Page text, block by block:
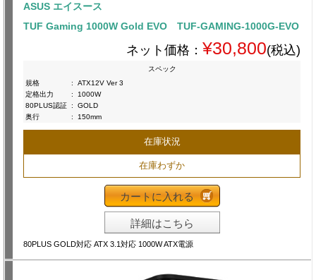
ASUS エイスース
TUF Gaming 1000W Gold EVO TUF-GAMING-1000G-EVO
ネット価格： ¥30,800(税込)
スペック
規格
:
ATX12V Ver 3
定格出力
:
1000W
80PLUS認証 :
GOLD
奥行
: 150mm
在庫状況
在庫わずか
カートに入れる
詳細はこちら
80PLUS GOLD対応 ATX 3.1対応 1000W ATX電源